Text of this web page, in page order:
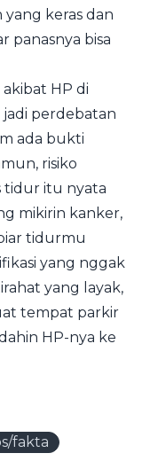
keras dan
panasnya bisa
HP di
perdebatan
ada bukti
risiko
tidur itu nyata
mikirin kanker,
tidurmu
yang nggak
yang layak,
tempat parkir
HP-nya ke
fakta